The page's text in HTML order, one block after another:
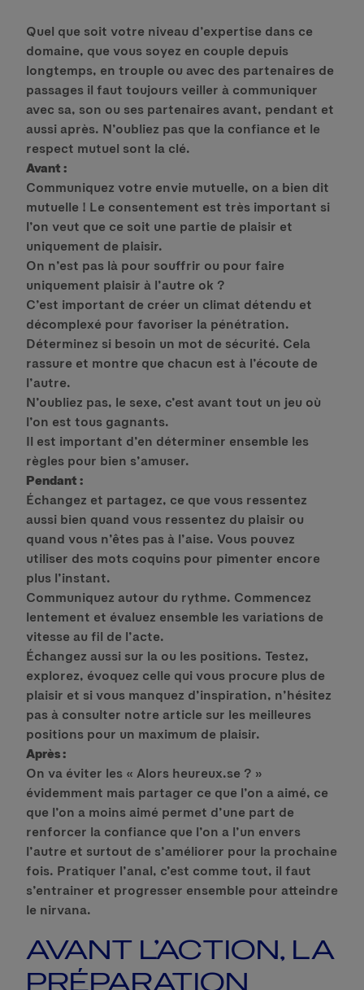
Quel que soit votre niveau d’expertise dans ce
domaine, que vous soyez en couple depuis
longtemps, en trouple ou avec des partenaires de
passages il faut toujours veiller à communiquer
avec sa, son ou ses partenaires avant, pendant et
aussi après. N’oubliez pas que la confiance et le
respect mutuel sont la clé.
Avant :
Communiquez votre envie mutuelle, on a bien dit
mutuelle ! Le consentement est très important si
l’on veut que ce soit une partie de plaisir et
uniquement de plaisir.
On n’est pas là pour souffrir ou pour faire
uniquement plaisir à l’autre ok ?
C’est important de créer un climat détendu et
décomplexé pour favoriser la pénétration.
Déterminez si besoin un mot de sécurité. Cela
rassure et montre que chacun est à l’écoute de
l’autre.
N’oubliez pas, le sexe, c’est avant tout un jeu où
l’on est tous gagnants.
Il est important d’en déterminer ensemble les
règles pour bien s’amuser.
Pendant :
Échangez et partagez, ce que vous ressentez
aussi bien quand vous ressentez du plaisir ou
quand vous n’êtes pas à l’aise. Vous pouvez
utiliser des mots coquins pour pimenter encore
plus l’instant.
Communiquez autour du rythme. Commencez
lentement et évaluez ensemble les variations de
vitesse au fil de l’acte.
Échangez aussi sur la ou les positions. Testez,
explorez, évoquez celle qui vous procure plus de
plaisir et si vous manquez d’inspiration, n’hésitez
pas à consulter notre article sur les meilleures
positions pour un maximum de plaisir.
Après :
On va éviter les « Alors heureux.se ? »
évidemment mais partager ce que l’on a aimé, ce
que l’on a moins aimé permet d’une part de
renforcer la confiance que l’on a l’un envers
l’autre et surtout de s’améliorer pour la prochaine
fois. Pratiquer l’anal, c’est comme tout, il faut
s’entrainer et progresser ensemble pour atteindre
le nirvana.
AVANT L’ACTION, LA
PRÉPARATION